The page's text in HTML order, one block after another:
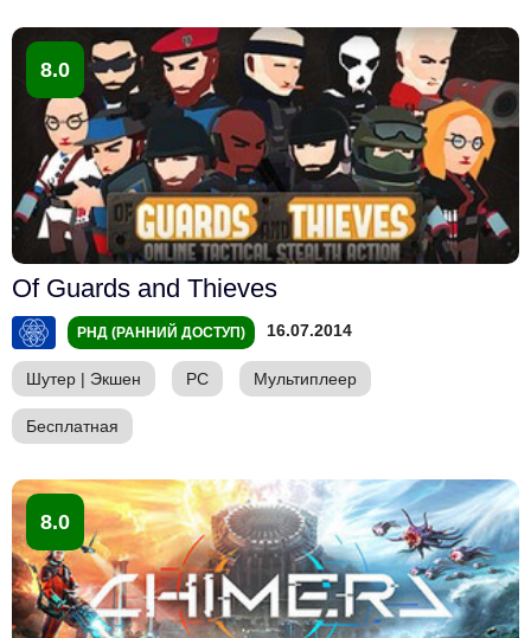
8.0
Of Guards and Thieves
РНД (РАННИЙ ДОСТУП) 16.07.2014
Шутер | Экшен PC Мультиплеер
Бесплатная
8.0